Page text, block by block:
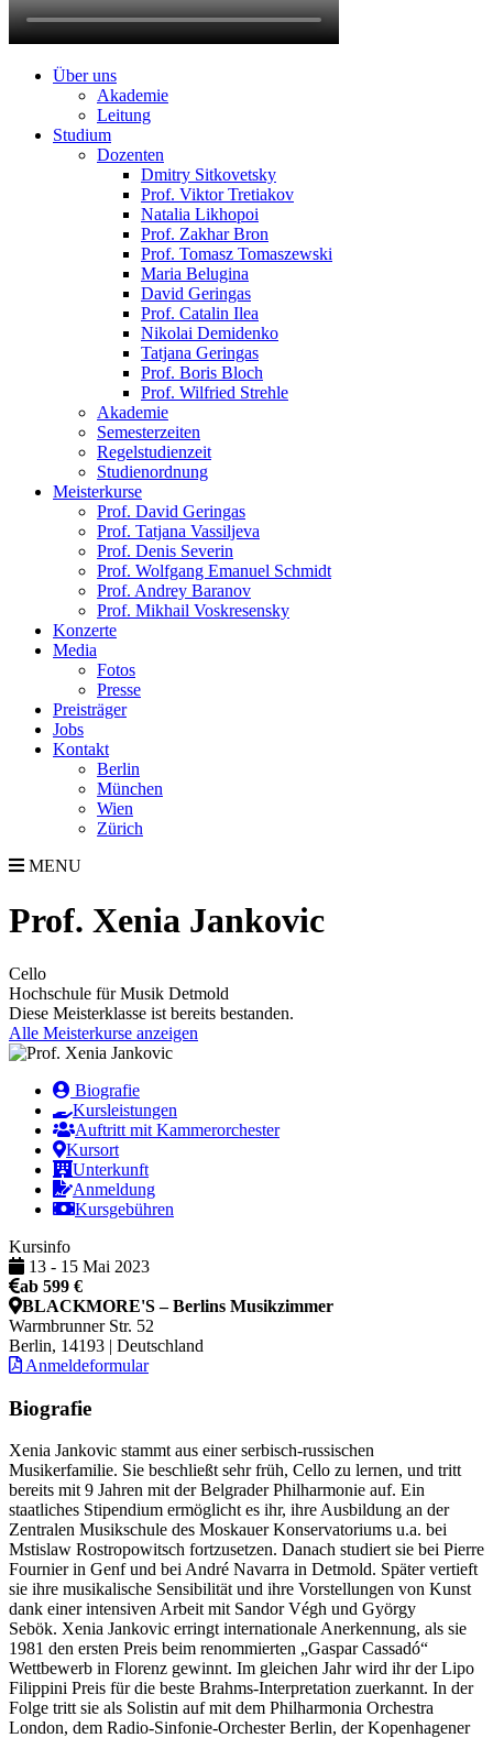
Über uns
Akademie
Leitung
Studium
Dozenten
Dmitry Sitkovetsky
Prof. Viktor Tretiakov
Natalia Likhopoi
Prof. Zakhar Bron
Prof. Tomasz Tomaszewski
Maria Belugina
David Geringas
Prof. Catalin Ilea
Nikolai Demidenko
Tatjana Geringas
Prof. Boris Bloch
Prof. Wilfried Strehle
Akademie
Semesterzeiten
Regelstudienzeit
Studienordnung
Meisterkurse
Prof. David Geringas
Prof. Tatjana Vassiljeva
Prof. Denis Severin
Prof. Wolfgang Emanuel Schmidt
Prof. Andrey Baranov
Prof. Mikhail Voskresensky
Konzerte
Media
Fotos
Presse
Preisträger
Jobs
Kontakt
Berlin
München
Wien
Zürich
MENU
Prof. Xenia Jankovic
Cello
Hochschule für Musik Detmold
Diese Meisterklasse ist bereits bestanden.
Alle Meisterkurse anzeigen
Biografie
Kursleistungen
Auftritt mit Kammerorchester
Kursort
Unterkunft
Anmeldung
Kursgebühren
Kursinfo
13 - 15 Mai 2023
ab 599 €
BLACKMORE'S – Berlins Musikzimmer
Warmbrunner Str. 52
Berlin, 14193 | Deutschland
Anmeldeformular
Biografie
Xenia Jankovic stammt aus einer serbisch-russischen
Musikerfamilie. Sie beschließt sehr früh, Cello zu lernen, und tritt
bereits mit 9 Jahren mit der Belgrader Philharmonie auf. Ein
staatliches Stipendium ermöglicht es ihr, ihre Ausbildung an der
Zentralen Musikschule des Moskauer Konservatoriums u.a. bei
Mstislaw Rostropowitsch fortzusetzen. Danach studiert sie bei Pierre
Fournier in Genf und bei André Navarra in Detmold. Später vertieft
sie ihre musikalische Sensibilität und ihre Vorstellungen von Kunst
dank einer intensiven Arbeit mit Sandor Végh und György
Sebök. Xenia Jankovic erringt internationale Anerkennung, als sie
1981 den ersten Preis beim renommierten „Gaspar Cassadó“
Wettbewerb in Florenz gewinnt. Im gleichen Jahr wird ihr der Lipo
Filippini Preis für die beste Brahms-Interpretation zuerkannt. In der
Folge tritt sie als Solistin auf mit dem Philharmonia Orchestra
London, dem Radio-Sinfonie-Orchester Berlin, der Kopenhagener